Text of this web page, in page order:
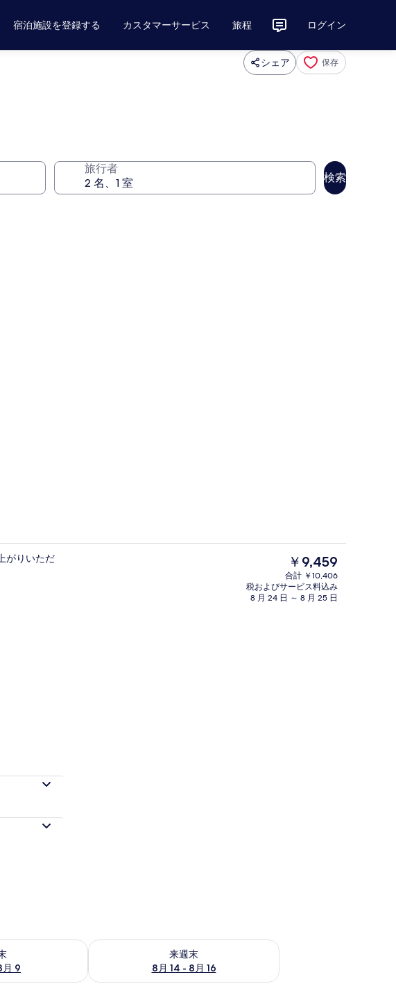
宿泊施設を登録する カスタマーサービス 旅程 ログイン
シェア 保存
旅行者
検索
遮光カーテン
プレミアム スイート | ミニバー、セーフティボックス (室内)、デスク、遮光カーテン
内部エントランス
がりいただ
現
在
の
料
￥9,459
合計 ￥10,406
税およびサービス料込み
8 月 24 日 ～ 8 月 25 日
9
空室状況をチェック
来週末
8月 14 - 8月 16
来週末 8月 14 - 8月 16 の空室状況をチェック